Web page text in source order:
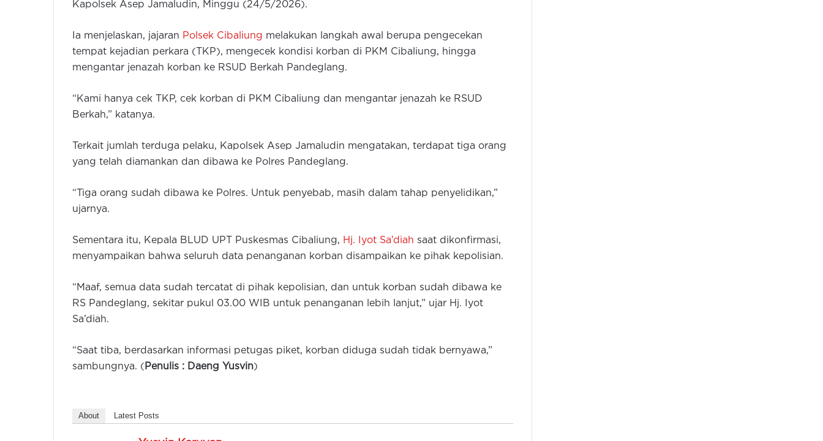
Kapolsek Asep Jamaludin, Minggu (24/5/2026).
Ia menjelaskan, jajaran Polsek Cibaliung melakukan langkah awal berupa pengecekan
tempat kejadian perkara (TKP), mengecek kondisi korban di PKM Cibaliung, hingga
mengantar jenazah korban ke RSUD Berkah Pandeglang.
“Kami hanya cek TKP, cek korban di PKM Cibaliung dan mengantar jenazah ke RSUD
Berkah,” katanya.
Terkait jumlah terduga pelaku, Kapolsek Asep Jamaludin mengatakan, terdapat tiga orang
yang telah diamankan dan dibawa ke Polres Pandeglang.
“Tiga orang sudah dibawa ke Polres. Untuk penyebab, masih dalam tahap penyelidikan,”
ujarnya.
Sementara itu, Kepala BLUD UPT Puskesmas Cibaliung, Hj. Iyot Sa’diah saat dikonfirmasi,
menyampaikan bahwa seluruh data penanganan korban disampaikan ke pihak kepolisian.
“Maaf, semua data sudah tercatat di pihak kepolisian, dan untuk korban sudah dibawa ke
RS Pandeglang, sekitar pukul 03.00 WIB untuk penanganan lebih lanjut,” ujar Hj. Iyot
Sa’diah.
“Saat tiba, berdasarkan informasi petugas piket, korban diduga sudah tidak bernyawa,”
sambungnya. ( Penulis : Daeng Yusvin)
About Latest Posts